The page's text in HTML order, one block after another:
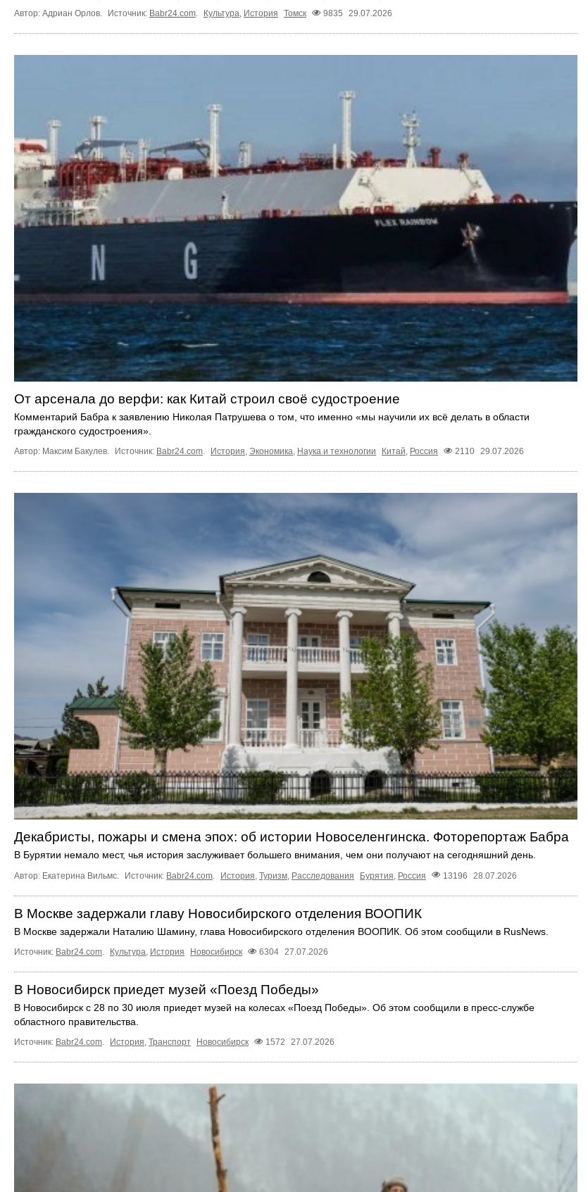
Автор: Адриан Орлов. Источник: Babr24.com. Культура, История Томск 9835 29.07.2026
От арсенала до верфи: как Китай строил своё судостроение
Комментарий Бабра к заявлению Николая Патрушева о том, что именно «мы научили их всё делать в области
гражданского судостроения».
Автор: Максим Бакулев. Источник: Babr24.com. История, Экономика, Наука и технологии Китай, Россия 2110 29.07.2026
Декабристы, пожары и смена эпох: об истории Новоселенгинска. Фоторепортаж Бабра
В Бурятии немало мест, чья история заслуживает большего внимания, чем они получают на сегодняшний день.
Автор: Екатерина Вильмс. Источник: Babr24.com История Туризм Расследования Бурятия Россия 13196 28.07.2026
В Москве задержали главу Новосибирского отделения ВООПИК
В Москве задержали Наталию Шамину, глава Новосибирского отделения ВООПИК. Об этом сообщили в RusNews.
Источник: Babr24.com Культура История Новосибирск 6304 27.07.2026
В Новосибирск приедет музей «Поезд Победы»
В Новосибирск с 28 по 30 июля приедет музей на колесах «Поезд Победы». Об этом сообщили в пресс-службе
областного правительства.
Источник: Babr24.com История Транспорт Новосибирск 1572 27.07.2026